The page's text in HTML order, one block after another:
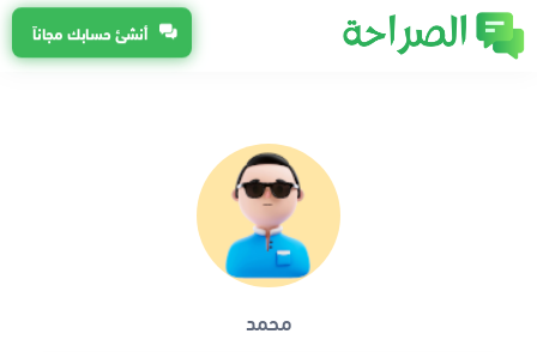
أنشئ حسابك مجاناً
محمد